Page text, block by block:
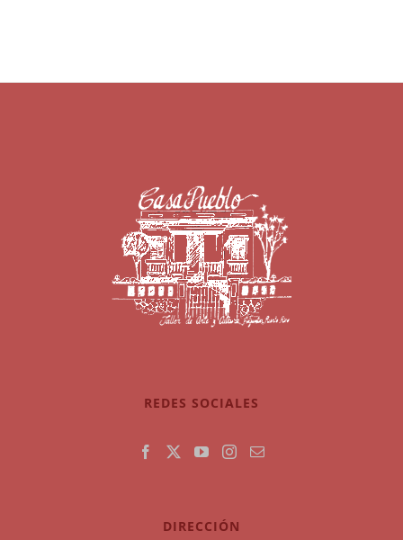
REDES SOCIALES
DIRECCIÓN